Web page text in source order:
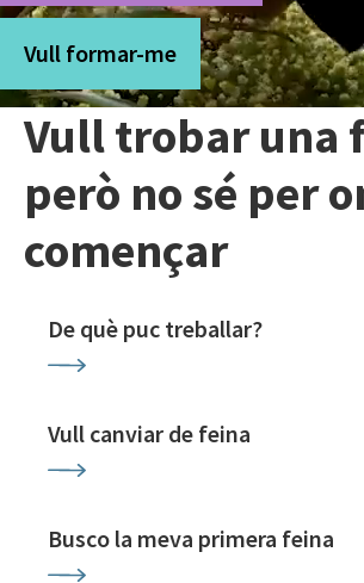
Vull formar-me
Vull trobar una
però no sé per
començar
De què puc treballar?
Vull canviar de feina
Busco la meva primera feina